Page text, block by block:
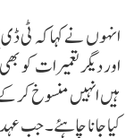
انہوں نے کہا کہ ٹی
اور دیگر تعمیرات کو
ہیں انہیں منسوخ
کیا جانا چاہئے۔ جب